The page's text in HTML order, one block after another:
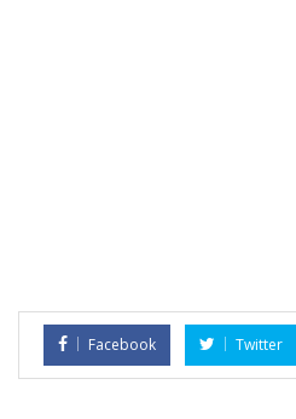
Facebook Twitter